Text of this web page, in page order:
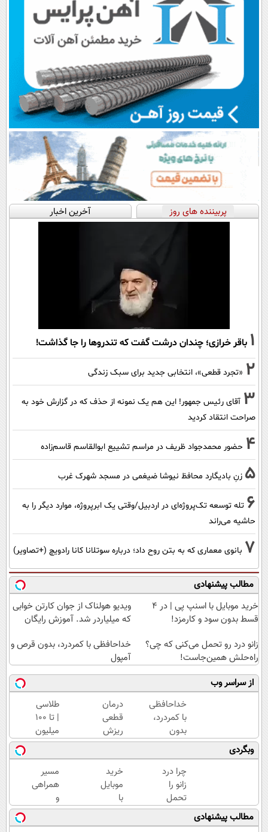
پربیننده های روز آخرین اخبار
1 باقر خرازی؛ چندان درشت گفت که تندروها را جا گذاشت!
2 «تجرد قطعی»، انتخابی جدید برای سبک زندگی
3 آقای رئیس جمهور! این هم یک نمونه از حذف که در گزارش خود به
صراحت انتقاد کردید
4 حضور محمدجواد ظریف در مراسم تشییع ابوالقاسم قاسم‌زاده
5 زنِ بادیگارد محافظ نیوشا ضیغمی در مسجد شهرک غرب
6 تله توسعه تک‌پروژه‌ای در اردبیل/وقتی یک ابرپروژه، موارد دیگر را به
حاشیه می‌راند
7 بانوی معماری که به بتن روح داد؛ درباره سوتلانا کانا رادویچ (+تصاویر)
مطالب پیشنهادی
خرید موبایل با اسنپ پی | در ۴
قسط بدون سود و کارمزد!
ویدیو هولناک از جوان کارتن خوابی
که میلیاردر شد. آموزش رایگان
زانو درد رو تحمل می‌کنی که چی؟
راه‌حلش همین‌جاست!
خداحافظی با کمردرد، بدون قرص و
آمپول
از سراسر وب
خداحافظی
با کمردرد،
بدون
قرص و
آمپول
درمان
قطعی
ریزش
و کم
پشتی
مو
فقط
با
شامپو
جلبک
طلاسی
| تا 100
میلیون
وام
آنی
خرید
طلا💰
ثبت
نام
کن!
وبگردی
چرا درد
زانو را
تحمل
می‌کنی؟
خیلی
خرید
موبایل
با
اسنپ
پی | در
مسیر
همراهی
و
گزارش
عملکرد
مطالب پیشنهادی